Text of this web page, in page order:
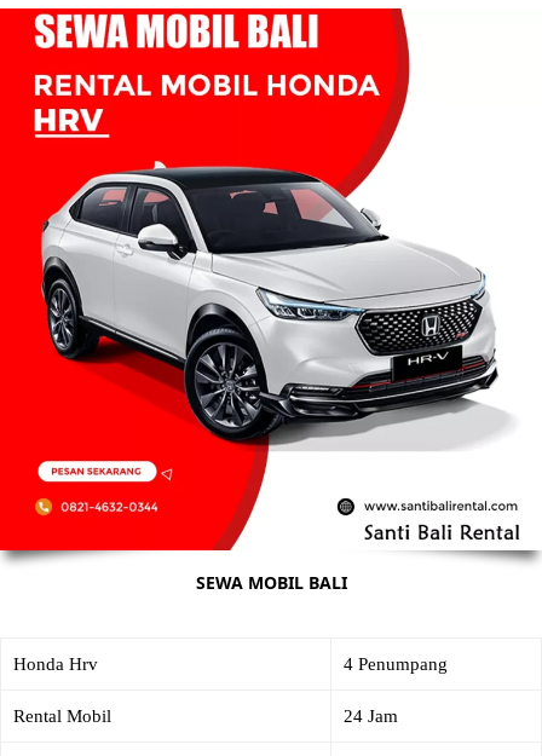
SEWA MOBIL BALI
Honda Hrv 4 Penumpang
Rental Mobil 24 Jam